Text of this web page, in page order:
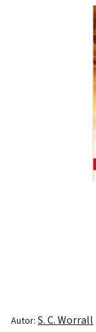
Autor: S. C. Worrall